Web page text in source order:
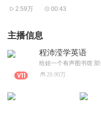
2.59万 00:43
主播信息
程沛滢学英语
20.90万